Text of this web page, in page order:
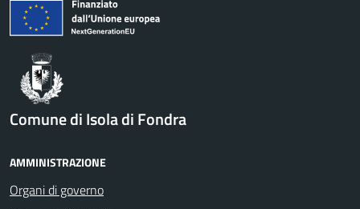
Comune di Isola di Fondra
AMMINISTRAZIONE
Organi di governo